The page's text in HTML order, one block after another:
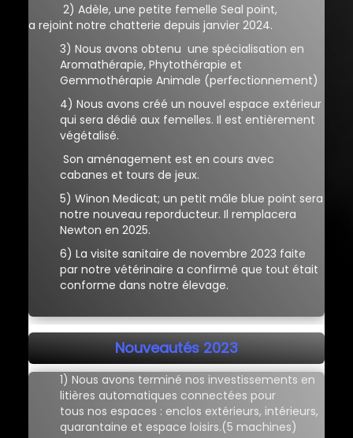
2) Adèle, une petite femelle Seal point,
a rejoint notre chatterie depuis janvier 2024.
3) Nous avons obtenu une spécialisation en
Aromathérapie, Phytothérapie et
Gemmothérapie Animale (perfectionnement)
4) Nous avons créé un nouvel espace extérieur
qui sera dédié aux femelles. Il est entièrement
végétalisé.
Son aménagement est en cours avec
cabanes et tours de jeux.
5) Winon Medicat; un petit mâle blue point sera
notre nouveau reporducteur. Il remplacera
Newton en 2025.
6) La visite sanitaire de novembre 2023 faite
par notre vétérinaire a confirmé que tout était
conforme dans notre élevage.
Nouveautés 2023
1) Nous avons terminé nos investissements en
litières automatiques connectées pour
tous nos espaces : enclos extérieurs, intérieurs,
quarantaine et espace loisirs.(5 machines)